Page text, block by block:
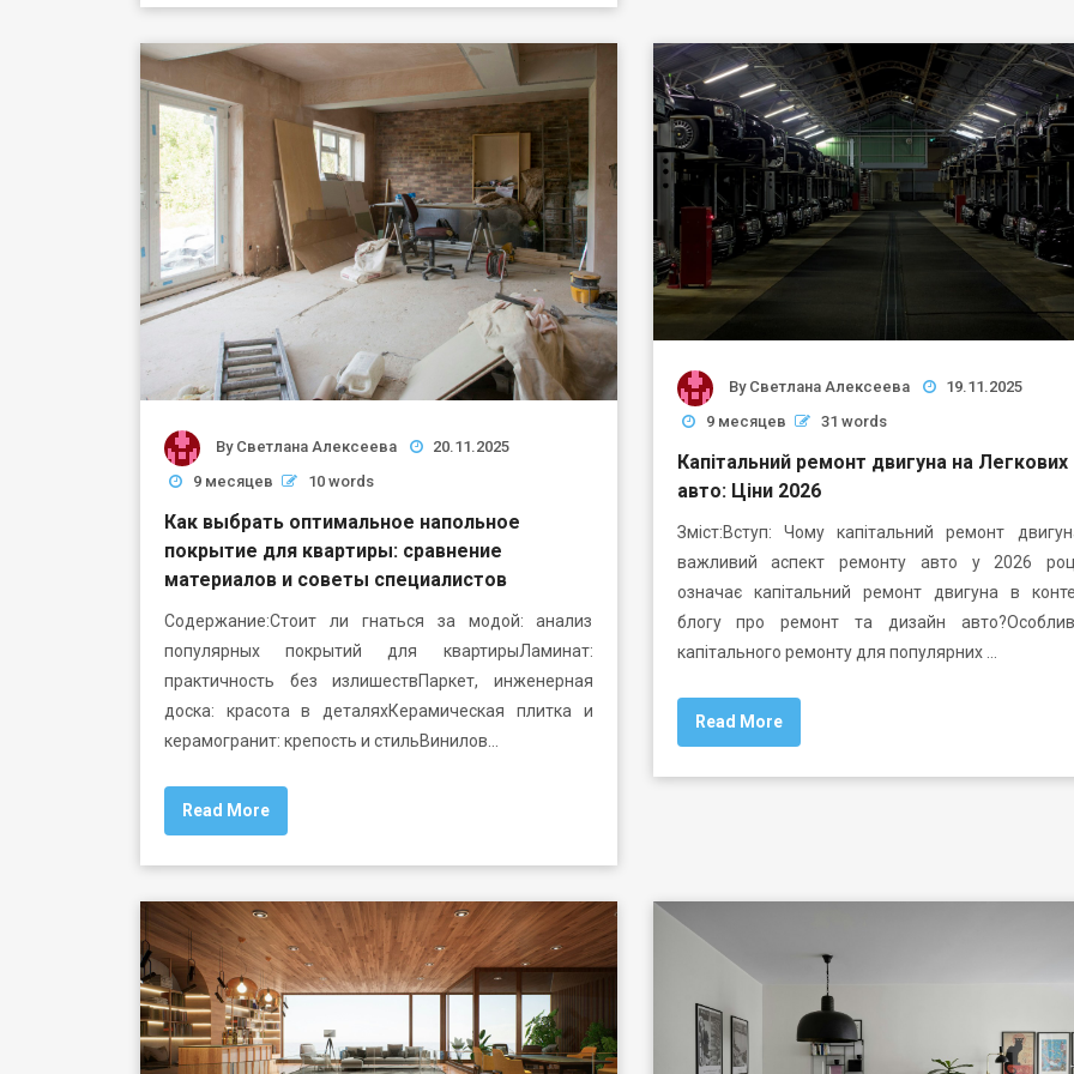
By Светлана Алексеева
20.11.2025
9 месяцев
10 words
Как выбрать оптимальное напольное
покрытие для квартиры: сравнение
материалов и советы специалистов
Содержание:Стоит ли гнаться за модой: анализ
популярных покрытий для квартирыЛаминат:
практичность без излишествПаркет, инженерная
доска: красота в деталяхКерамическая плитка и
керамогранит: крепость и стильВинилов…
Read More
By Светлана Алексеева
19.11.2025
9 месяцев
31 words
Капітальний ремонт двигуна на Легкових
авто: Ціни 2026
Зміст:Вступ: Чому капітальний ремонт
важливий аспект ремонту авто у 2026
означає капітальний ремонт двигуна в
блогу про ремонт та дизайн
капітального ремонту для популярних …
Read More